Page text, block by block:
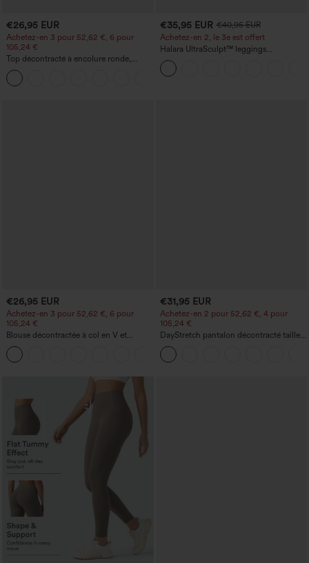
€26,95 EUR
Achetez-en 3 pour 52,62 €, 6 pour
105,24 €
Top décontracté à encolure ronde,
manches chauve-souris et coupe ample
€35,95 EUR €40,95 EUR
Achetez-en 2, le 3e est offert
Halara UltraSculpt™ leggings
d'entraînement taille haute — fronces
liftantes pour le fessier, maintien gainant
du ventre et poche
€26,95 EUR
Achetez-en 3 pour 52,62 €, 6 pour
105,24 €
Blouse décontractée à col en V et
manches courtes bouffantes
€31,95 EUR
Achetez-en 2 pour 52,62 €, 4 pour
105,24 €
DayStretch pantalon décontracté taille
haute avec poches et coupe droite